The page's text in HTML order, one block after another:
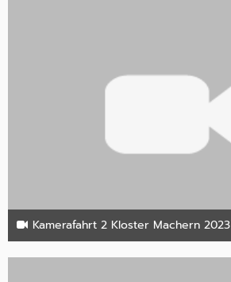
Kamerafahrt 2 Kloster Machern 2023
25. November 2023